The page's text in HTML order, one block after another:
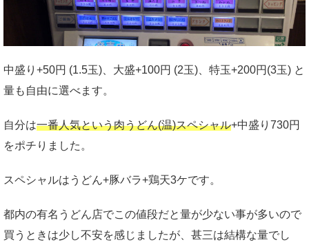
中盛り+50円 (1.5玉)、大盛+100円 (2玉)、特玉+200円(3玉) と
量も自由に選べます。
自分は一番人気という肉うどん(温)スペシャル+中盛り730円
をポチりました。
スペシャルはうどん+豚バラ+鶏天3ケです。
都内の有名うどん店でこの値段だと量が少ない事が多いので
買うときは少し不安を感じましたが、甚三は結構な量でし